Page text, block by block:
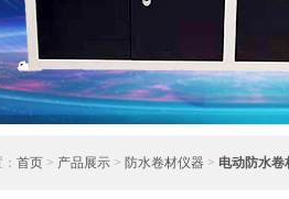
首页 > 产品展示 > 防水卷材仪器 > 电动防水卷